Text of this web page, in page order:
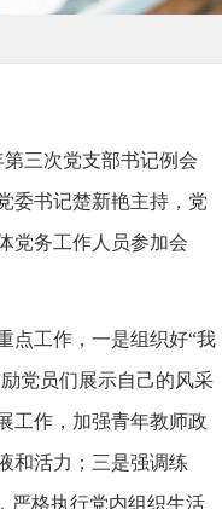
第三次党支部书记例会
委书记楚新艳主持，党
党务工作人员参加会
点工作，一是组织好“我
党员们展示自己的风采
工作，加强青年教师政
和活力；三是强调练
严格执行党内组织生活